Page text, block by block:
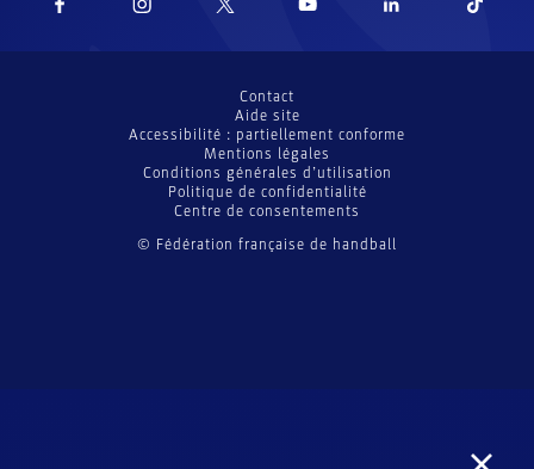
© Fédération française de handball
Contact
Aide site
Accessibilité : partiellement conforme
Mentions légales
Conditions générales d’utilisation
Politique de confidentialité
Centre de consentements